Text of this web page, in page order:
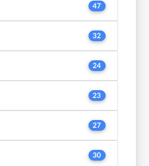
47
32
24
23
27
30